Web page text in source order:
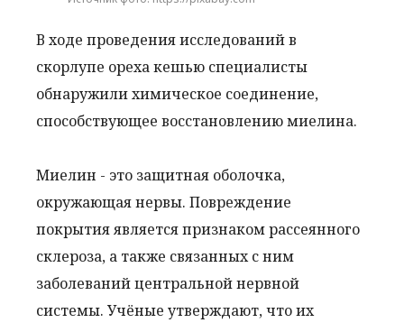
В ходе проведения исследований в
скорлупе ореха кешью специалисты
обнаружили химическое соединение,
способствующее восстановлению миелина.
Миелин - это защитная оболочка,
окружающая нервы. Повреждение
покрытия является признаком рассеянного
склероза, а также связанных с ним
заболеваний центральной нервной
системы. Учёные утверждают, что их